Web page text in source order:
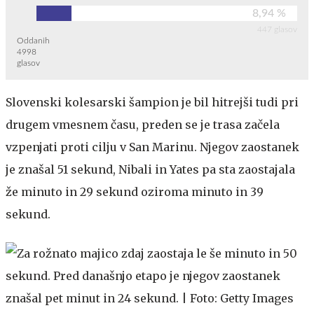
8,94 %
447 glasov
Oddanih
4998
glasov
Slovenski kolesarski šampion je bil hitrejši tudi pri
drugem vmesnem času, preden se je trasa začela
vzpenjati proti cilju v San Marinu. Njegov zaostanek
je znašal 51 sekund, Nibali in Yates pa sta zaostajala
že minuto in 29 sekund oziroma minuto in 39
sekund.